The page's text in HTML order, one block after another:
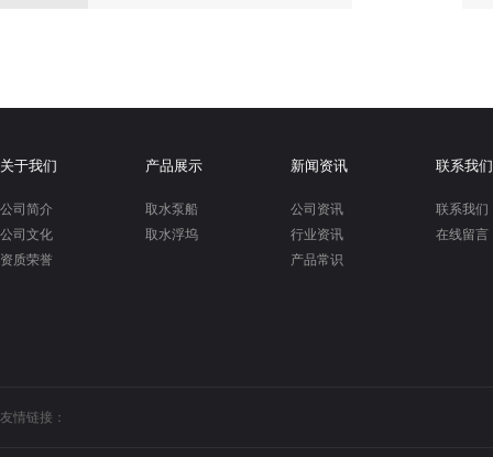
关于我们
公司简介
公司文化
资质荣誉
产品展示
取水泵船
取水浮坞
新闻资讯
公司资讯
行业资讯
产品常识
联系我们
联系我们
在线留言
友情链接：